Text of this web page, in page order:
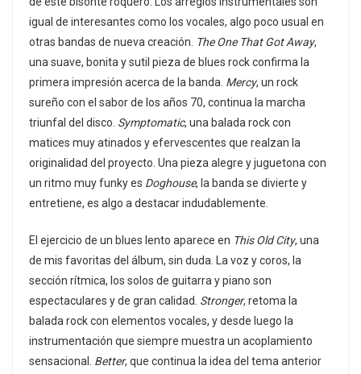
igual de interesantes como los vocales, algo poco usual en
otras bandas de nueva creación. The One That Got Away,
una suave, bonita y sutil pieza de blues rock confirma la
primera impresión acerca de la banda. Mercy, un rock
sureño con el sabor de los años 70, continua la marcha
triunfal del disco. Symptomatic, una balada rock con
matices muy atinados y efervescentes que realzan la
originalidad del proyecto. Una pieza alegre y juguetona con
un ritmo muy funky es Doghouse, la banda se divierte y
entretiene, es algo a destacar indudablemente.
El ejercicio de un blues lento aparece en This Old City, una
de mis favoritas del álbum, sin duda. La voz y coros, la
sección rítmica, los solos de guitarra y piano son
espectaculares y de gran calidad. Stronger, retoma la
balada rock con elementos vocales, y desde luego la
instrumentación que siempre muestra un acoplamiento
sensacional. Better, que continua la idea del tema anterior